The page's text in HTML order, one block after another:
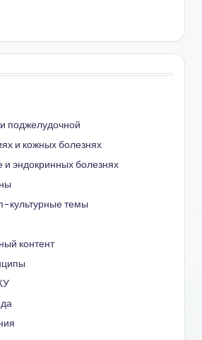
поджелудочной
и кожных болезнях
и эндокринных болезнях
культурные темы
контент